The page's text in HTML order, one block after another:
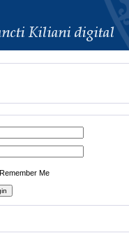
Remember Me